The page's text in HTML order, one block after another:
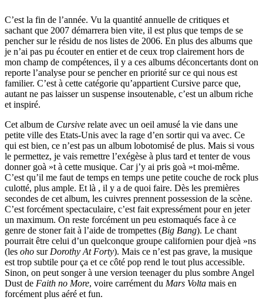
C’est la fin de l’année. Vu la quantité annuelle de critiques et
sachant que 2007 démarrera bien vite, il est plus que temps de se
pencher sur le résidu de nos listes de 2006. En plus des albums que
je n’ai pas pu écouter en entier et de ceux trop clairement hors de
mon champ de compétences, il y a ces albums déconcertants dont on
reporte l’analyse pour se pencher en priorité sur ce qui nous est
familier. C’est à cette catégorie qu’appartient Cursive parce que,
autant ne pas laisser un suspense insoutenable, c’est un album riche
et inspiré.
Cet album de Cursive relate avec un oeil amusé la vie dans une
petite ville des Etats-Unis avec la rage d’en sortir qui va avec. Ce
qui est bien, ce n’est pas un album lobotomisé de plus. Mais si vous
le permettez, je vais remettre l’exégèse à plus tard et tenter de vous
donner goà »t à cette musique. Car j’y ai pris goà »t moi-même.
C’est qu’il me faut de temps en temps une petite couche de rock plus
culotté, plus ample. Et là , il y a de quoi faire. Dès les premières
secondes de cet album, les cuivres prennent possession de la scène.
C’est forcément spectaculaire, c’est fait expressément pour en jeter
un maximum. On reste forcément un peu estomaqués face à ce
genre de stoner fait à l’aide de trompettes (Big Bang). Le chant
pourrait être celui d’un quelconque groupe californien pour djeà »ns
(les oho surDorothy At Forty). Mais ce n’est pas grave, la musique
est trop subtile pour ça et ce côté pop rend le tout plus accessible.
Sinon, on peut songer à une version teenager du plus sombre Angel
Dust de Faith no More, voire carrément du Mars Volta mais en
forcément plus aéré et fun.